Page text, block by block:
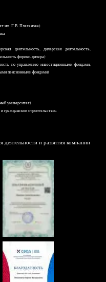
им. Г.В. Плеханова)
деятельность, дилерская деятельность,
форекс-дилера)
по управлению инвестиционными фондами,
пенсионными фондами)
университет)
гражданское строительство»
деятельности и развития компании